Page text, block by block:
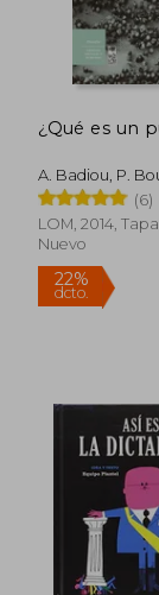
45%
dcto.
¿Qué es un
A. Badiou, P.
Butler, G. Didi-
S. Khiari Y J.
(6)
LOM, 2014,
Nuevo